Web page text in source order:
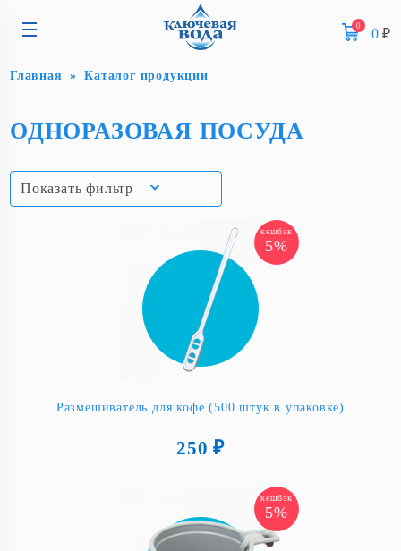
0
0 ₽
Главная Каталог продукции
ОДНОРАЗОВАЯ ПОСУДА
Показать фильтр
кешбэк
5%
Размешиватель для кофе (500 штук в упаковке)
250 ₽
кешбэк
5%